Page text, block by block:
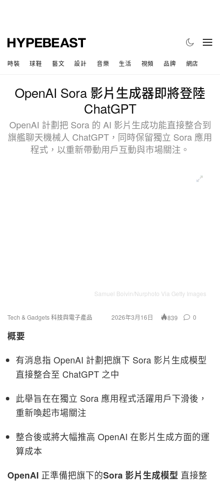
時裝 球鞋 藝文 設計 音樂 生活 視頻 品牌 網店
OpenAI Sora 影片生成器即將登陸
ChatGPT
OpenAI 計劃把 Sora 的 AI 影片生成功能直接整合到
旗艦聊天機械人 ChatGPT，同時保留獨立 Sora 應用
程式，以重新帶動用戶互動與市場關注。
Samuel Boivin/Nurphoto Via Getty Images
Tech & Gadgets 科技與電子產品 2026年3月16日 839 0
概要
有消息指 OpenAI 計劃把旗下 Sora 影片生成模型
直接整合至 ChatGPT 之中
此舉旨在在獨立 Sora 應用程式活躍用戶下滑後，
重新喚起市場關注
整合後或將大幅推高 OpenAI 在影片生成方面的運
算成本
OpenAI 正準備把旗下的Sora 影片生成模型 直接整